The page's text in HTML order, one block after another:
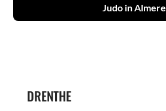
Judo in Almere
DRENTHE